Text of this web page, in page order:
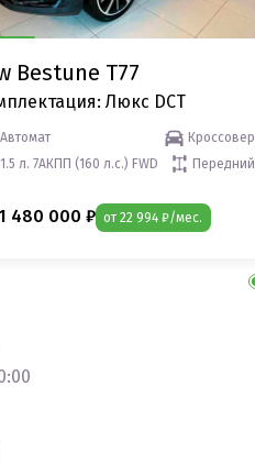
Bestune T77
Люкс DCT
Автомат
Кроссовер
1.5 л. 7АКПП (160 л.с.) FWD
Передний
480 000 ₽ от 22 994 ₽/мес.